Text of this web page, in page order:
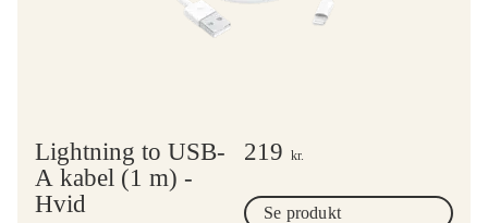
Lightning to USB-
A kabel (1 m) -
Hvid
219 kr.
Se produkt